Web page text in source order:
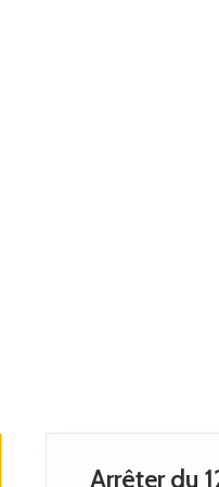
Arrêter du